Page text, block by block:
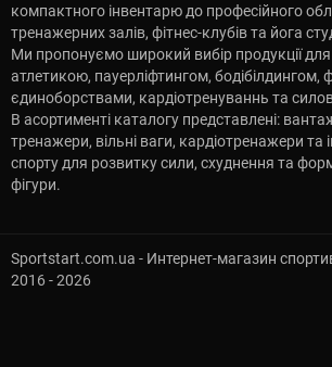
компактного інвентарю до професійного
тренажерних залів, фітнес-клубів та йога
Ми пропонуємо широкий вибір продукції
атлетикою, пауерліфтингом, бодібілдингом,
єдиноборствами, кардіотренуваннь та
В асортименті каталогу представлені:
тренажери, вільні ваги, кардіотренажери та
спорту для розвитку сили, схуднення та
фігури.
Sportstart.com.ua - Интернет-магазин
2016 - 2026